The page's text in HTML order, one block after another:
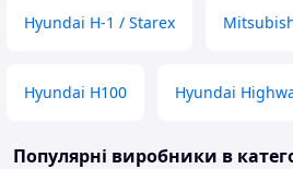
Hyundai H-1 / Starex
Hyundai H100 Hyundai
Популярні виробники в